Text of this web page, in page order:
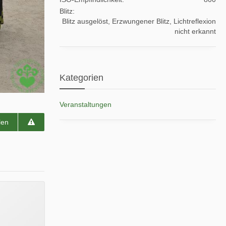
Blitz
Blitz ausgelöst, Erzwungener Blitz, Lichtreflexion
nicht erkannt
Kategorien
Veranstaltungen